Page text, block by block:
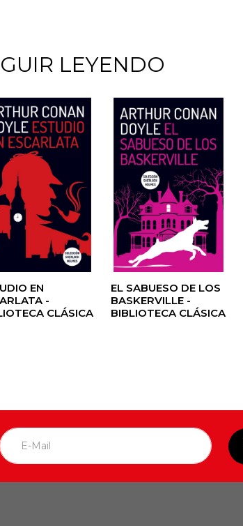
LEYENDO
EN
-
CLÁSICA
EL SABUESO DE LOS
BASKERVILLE -
BIBLIOTECA CLÁSICA